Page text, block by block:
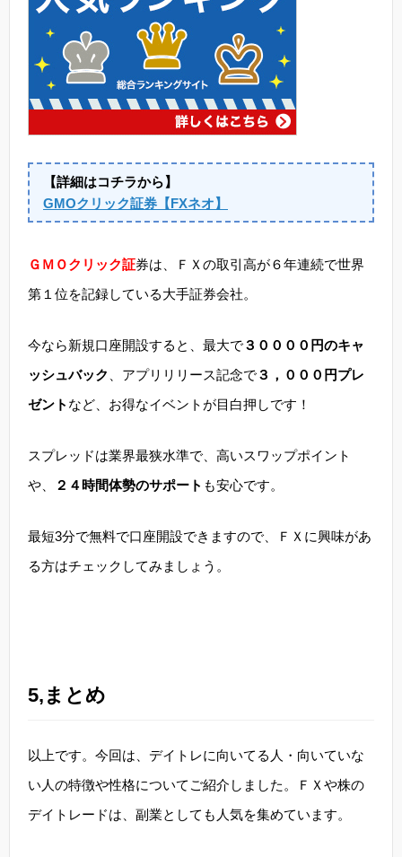
【詳細はコチラから】
GMOクリック証券【FXネオ】
ＧＭＯクリック証券は、ＦＸの取引高が６年連続で世界
第１位を記録している大手証券会社。
今なら新規口座開設すると、最大で３００００円のキャ
ッシュバック
、アプリリリース記念で３，０００円プレ
ゼント など、お得なイベントが目白押しです！
スプレッドは業界最狭水準で、高いスワップポイント
や、
２４時間体勢のサポート も安心です。
最短3分で無料で口座開設できますので、ＦＸに興味があ
る方はチェックしてみましょう。
5,まとめ
以上です。今回は、デイトレに向いてる人・向いていな
い人の特徴や性格についてご紹介しました。ＦＸや株の
デイトレードは、副業としても人気を集めています。